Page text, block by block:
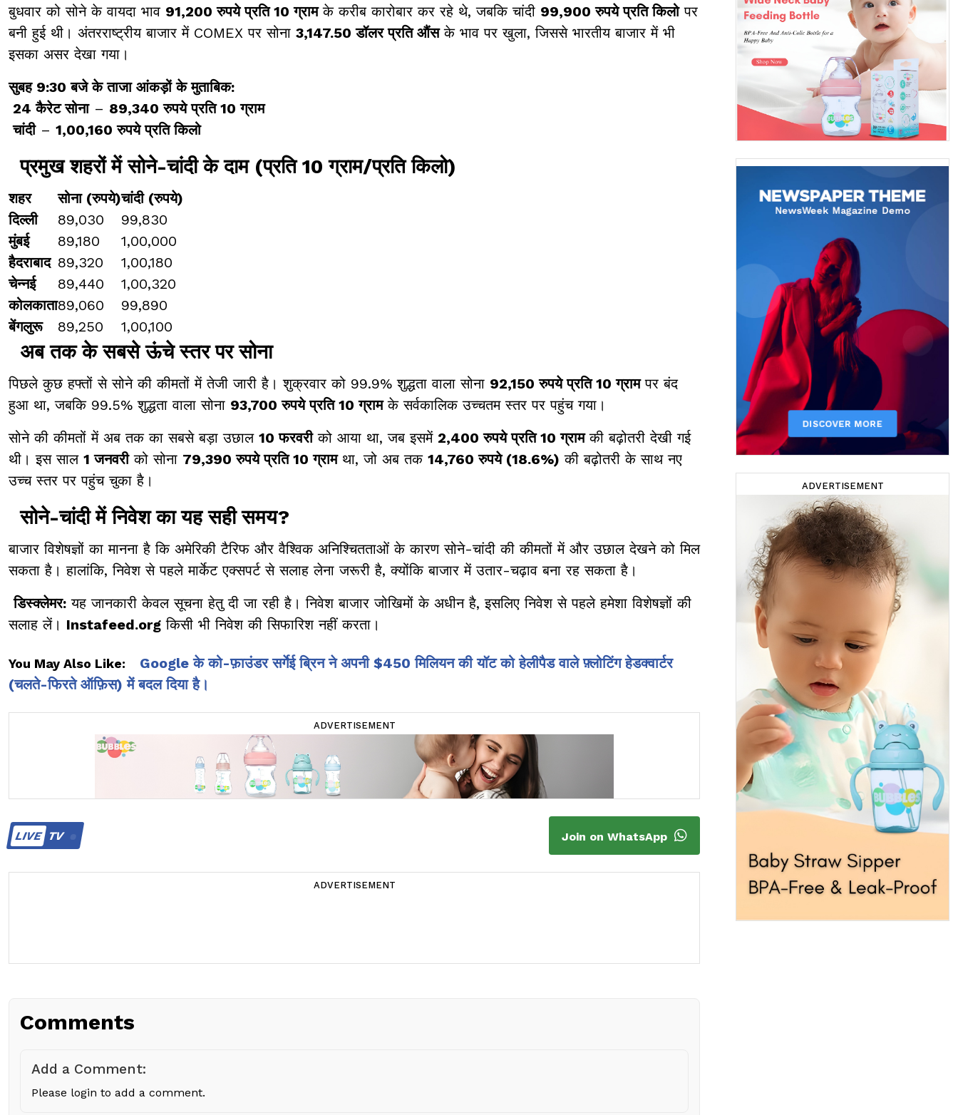
बुधवार को सोने के वायदा भाव 91,200 रुपये प्रति 10 ग्रामके करीब कारोबार कर रहे थे, जबकि चांदी 99,900 रुपये प्रति किलोपर
बनी हुई थी। अंतरराष्ट्रीय बाजार में COMEX पर सोना 3,147.50 डॉलर प्रति औंसके भाव पर खुला, जिससे भारतीय बाजार में भी
इसका असर देखा गया।
सुबह 9:30 बजे के ताजा आंकड़ों के मुताबिक:
24 कैरेट सोना– 89,340 रुपये प्रति 10 ग्राम
चांदी– 1,00,160 रुपये प्रति किलो
प्रमुख शहरों में सोने-चांदी के दाम (प्रति 10 ग्राम/प्रति किलो)
शहर सोना (रुपये)चांदी (रुपये)
दिल्ली
89,030
99,830
मुंबई
89,180
1,00,000
हैदराबाद 89,320
1,00,180
चेन्नई
89,440
1,00,320
कोलकाता89,060
99,890
बेंगलुरू
89,250 1,00,100
अब तक के सबसे ऊंचे स्तर पर सोना
पिछले कुछ हफ्तों से सोने की कीमतों में तेजी जारी है। शुक्रवार को 99.9% शुद्धता वाला सोना 92,150 रुपये प्रति 10 ग्रामपर बंद
हुआ था, जबकि 99.5% शुद्धता वाला सोना 93,700 रुपये प्रति 10 ग्रामके सर्वकालिक उच्चतम स्तर पर पहुंच गया।
सोने की कीमतों में अब तक का सबसे बड़ा उछाल 10 फरवरीको आया था, जब इसमें 2,400 रुपये प्रति 10 ग्रामकी बढ़ोतरी देखी गई
थी। इस साल 1 जनवरीको सोना 79,390 रुपये प्रति 10 ग्रामथा, जो अब तक 14,760 रुपये (18.6%) की बढ़ोतरी के साथ नए
उच्च स्तर पर पहुंच चुका है।
सोने-चांदी में निवेश का यह सही समय?
बाजार विशेषज्ञों का मानना है कि अमेरिकी टैरिफ और वैश्विक अनिश्चितताओं के कारण सोने-चांदी की कीमतों में और उछाल देखने को मिल
सकता है। हालांकि, निवेश से पहले मार्केट एक्सपर्ट से सलाह लेना जरूरी है, क्योंकि बाजार में उतार-चढ़ाव बना रह सकता है।
डिस्क्लेमर: यह जानकारी केवल सूचना हेतु दी जा रही है। निवेश बाजार जोखिमों के अधीन है, इसलिए निवेश से पहले हमेशा विशेषज्ञों की
सलाह लें। Instafeed.org किसी भी निवेश की सिफारिश नहीं करता।
You May Also Like:
Google के को-फ़ाउंडर सर्गेई ब्रिन ने अपनी $450 मिलियन की यॉट को हेलीपैड वाले फ़्लोटिंग हेडक्वार्टर
(चलते-फिरते ऑफ़िस) में बदल दिया है।
ADVERTISEMENT
LIVETV Join on WhatsApp
ADVERTISEMENT
Comments
Add a Comment:
Please login to add a comment.
ADVERTISEMENT